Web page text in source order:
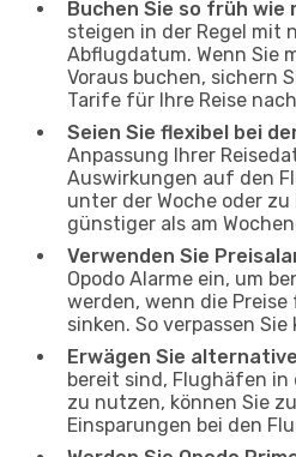
Buchen Sie so früh wie
steigen in der Regel mit
Abflugdatum. Wenn Sie
Voraus buchen, sichern
Tarife für Ihre Reise
Seien Sie flexibel bei
Anpassung Ihrer
Auswirkungen auf den
unter der Woche oder
günstiger als am
Verwenden Sie
Opodo Alarme ein, um
werden, wenn die
sinken. So verpassen
Erwägen Sie
bereit sind, Flughäfen in
zu nutzen, können Sie
Einsparungen bei den